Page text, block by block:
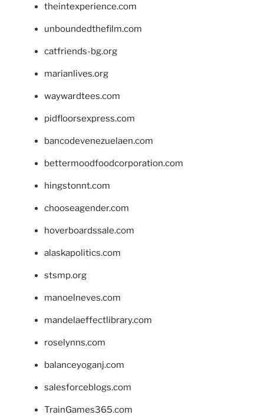
theintexperience.com
unboundedthefilm.com
catfriends-bg.org
marianlives.org
waywardtees.com
pidfloorsexpress.com
bancodevenezuelaen.com
bettermoodfoodcorporation.com
hingstonnt.com
chooseagender.com
hoverboardssale.com
alaskapolitics.com
stsmp.org
manoelneves.com
mandelaeffectlibrary.com
roselynns.com
balanceyoganj.com
salesforceblogs.com
TrainGames365.com